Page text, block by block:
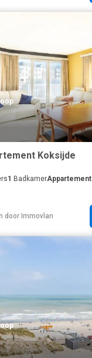
Koksijde
1 BadkamerAppartement
door Immovlan